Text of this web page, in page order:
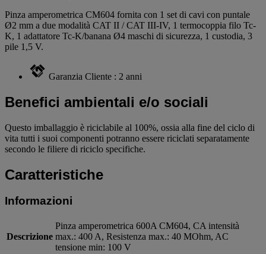
Pinza amperometrica CM604 fornita con 1 set di cavi con puntale
Ø2 mm a due modalità CAT II / CAT III-IV, 1 termocoppia filo Tc-
K, 1 adattatore Tc-K/banana Ø4 maschi di sicurezza, 1 custodia, 3
pile 1,5 V.
Garanzia Cliente : 2 anni
Benefici ambientali e/o sociali
Questo imballaggio è riciclabile al 100%, ossia alla fine del ciclo di
vita tutti i suoi componenti potranno essere riciclati separatamente
secondo le filiere di riciclo specifiche.
Caratteristiche
Informazioni
Descrizione
Pinza amperometrica 600A CM604, CA intensità
max.: 400 A, Resistenza max.: 40 MOhm, AC
tensione min: 100 V